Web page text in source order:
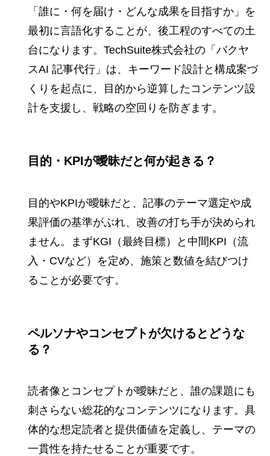
「誰に・何を届け・どんな成果を目指すか」を
最初に言語化することが、後工程のすべての土
台になります。TechSuite株式会社の「バクヤ
スAI 記事代行」は、キーワード設計と構成案づ
くりを起点に、目的から逆算したコンテンツ設
計を支援し、戦略の空回りを防ぎます。
目的・KPIが曖昧だと何が起きる？
目的やKPIが曖昧だと、記事のテーマ選定や成
果評価の基準がぶれ、改善の打ち手が決められ
ません。まずKGI（最終目標）と中間KPI（流
入・CVなど）を定め、施策と数値を結びつけ
ることが必要です。
ペルソナやコンセプトが欠けるとどうな
る？
読者像とコンセプトが曖昧だと、誰の課題にも
刺さらない総花的なコンテンツになります。具
体的な想定読者と提供価値を定義し、テーマの
一貫性を持たせることが重要です。